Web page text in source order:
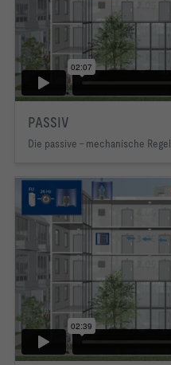
PASSIV
Die passive - mechanische